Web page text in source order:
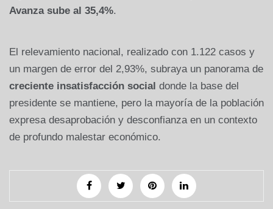
Avanza sube al 35,4%.
El relevamiento nacional, realizado con 1.122 casos y
un margen de error del 2,93%, subraya un panorama de
creciente insatisfacción social donde la base del
presidente se mantiene, pero la mayoría de la población
expresa desaprobación y desconfianza en un contexto
de profundo malestar económico.